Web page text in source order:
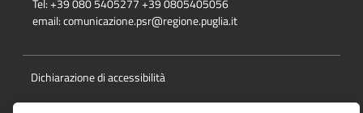
email:comunicazione.psr@regione.puglia.it
Dichiarazione di accessibilità
Note Legali